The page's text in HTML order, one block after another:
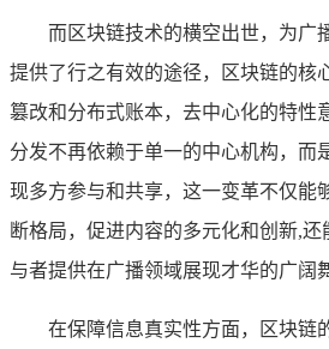
而区块链技术的横空出世，为广
提供了行之有效的途径，区块链的核
篡改和分布式账本，去中心化的特性
分发不再依赖于单一的中心机构，而
现多方参与和共享，这一变革不仅能
断格局，促进内容的多元化和创新,
与者提供在广播领域展现才华的广阔
在保障信息真实性方面，区块链